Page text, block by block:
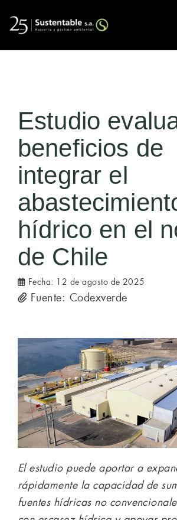
Estudio
beneficios de
integrar el
hídrico en el
de Chile
Fecha: 12 de agosto de 2025
Fuente: Codexverde
El estudio puede aportar a
rápidamente la capacidad de
fuentes hídricas no